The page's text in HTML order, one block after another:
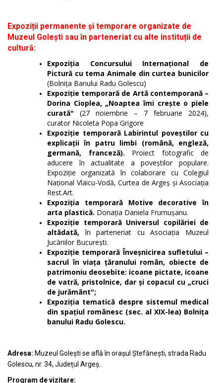
Expoziții permanente și temporare organizate de
Muzeul Golești sau în parteneriat cu alte instituții de
cultură:
Expoziția Concursului Internațional de
Pictură cu tema Animale din curtea bunicilor
(Bolnița Banului Radu Golescu)
Expoziție temporară de Artă contemporană –
Dorina Cioplea, „Noaptea îmi crește o piele
curată" (27 noiembrie – 7 februarie 2024),
curator Nicoleta Popa Grigore
Expoziție temporară Labirintul poveștilor cu
explicații în patru limbi (română, engleză,
germană, franceză). Proiect fotografic de
aducere în actualitate a poveștilor populare.
Expoziție organizată în colaborare cu Colegiul
Național Vlaicu-Vodă, Curtea de Argeș și Asociația
Rest.Art.
Expoziția temporară Motive decorative în
arta plastică. Donația Daniela Frumușanu.
Expoziție temporară Universul copilăriei de
altădată, în parteneriat cu Asociația Muzeul
Jucăriilor București.
Expoziție temporară Înveşnicirea sufletului –
sacrul în viaţa ţăranului român, obiecte de
patrimoniu deosebite: icoane pictate, icoane
de vatră, pristolnice, dar şi copacul cu „cruci
de jurământ";
Expoziția tematică despre sistemul medical
din spațiul românesc (sec. al XIX-lea) Bolnița
banului Radu Golescu.
Adresa: Muzeul Golești se află în orașul Ștefănești, strada Radu
Golescu, nr. 34, Județul Argeș.
Program de vizitare: